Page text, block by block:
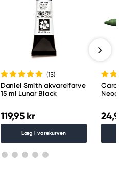
(15)
Daniel Smith akvarelfarve
15 ml Lunar Black
119,95 kr
Læg i varekurven